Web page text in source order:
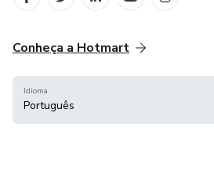
Conheça a Hotmart
Idioma
Português